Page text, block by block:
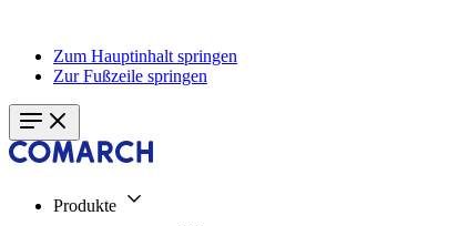
Zum Hauptinhalt springen
Zur Fußzeile springen
Produkte